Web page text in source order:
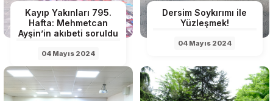
Kayıp Yakınları 795.
Hafta: Mehmetcan
Ayşin’in akıbeti soruldu
04 Mayıs 2024
Dersim Soykırımı ile
Yüzleşmek!
04 Mayıs 2024